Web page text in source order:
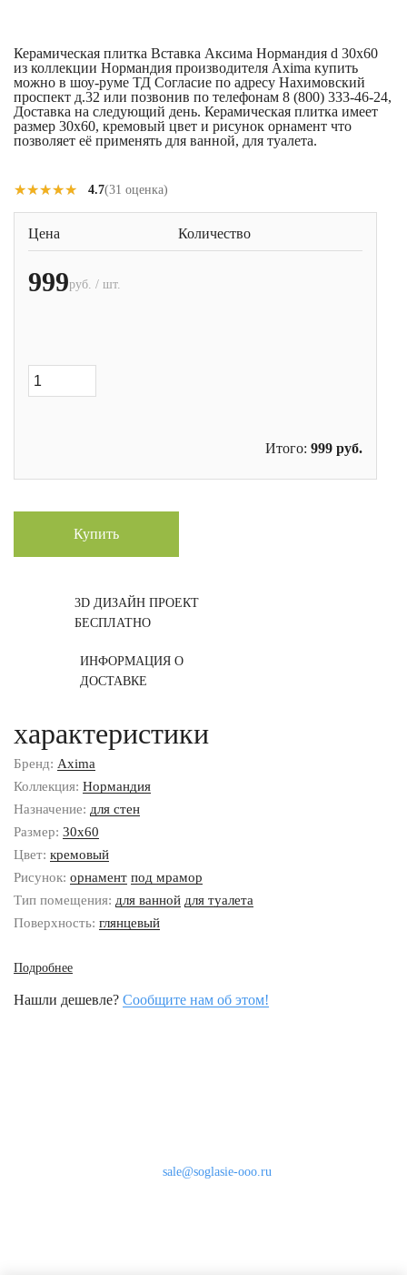
Керамическая плитка Вставка Аксима Нормандия d 30x60
из коллекции Нормандия производителя Axima купить
можно в шоу-руме ТД Согласие по адресу Нахимовский
проспект д.32 или позвонив по телефонам 8 (800) 333-46-24,
Доставка на следующий день. Керамическая плитка имеет
размер 30x60, кремовый цвет и рисунок орнамент что
позволяет её применять для ванной, для туалета.
★★★★★
★★★★★ 4.7(31 оценка)
Цена Количество
999руб. / шт.
Итого: 999 руб.
Купить
3D ДИЗАЙН ПРОЕКТ
БЕСПЛАТНО
ИНФОРМАЦИЯ О
ДОСТАВКЕ
характеристики
Бренд: Axima
Коллекция: Нормандия
Назначение: для стен
Размер: 30x60
Цвет: кремовый
Рисунок: орнамент под мрамор
Тип помещения: для ванной для туалета
Поверхность: глянцевый
Подробнее
Нашли дешевле? Сообщите нам об этом!
sale@soglasie-ooo.ru